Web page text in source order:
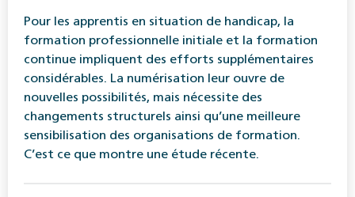
Pour les apprentis en situation de handicap, la
formation professionnelle initiale et la formation
continue impliquent des efforts supplémentaires
considérables. La numérisation leur ouvre de
nouvelles possibilités, mais nécessite des
changements structurels ainsi qu’une meilleure
sensibilisation des organisations de formation.
C’est ce que montre une étude récente.